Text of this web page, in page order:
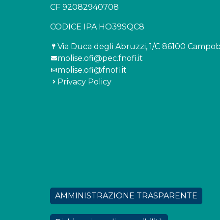
CF 92082940708
CODICE IPA HO39SQC8
Via Duca degli Abruzzi, 1/C 86100
molise.ofi@pec.fnofi.it
molise.ofi@fnofi.it
Privacy Policy
AMMINISTRAZIONE TRASPARENTE